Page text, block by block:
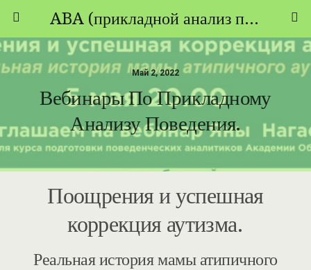
ABA (прикладной анализ поведения) - ТЕОРИЯ И ПРАКТИКА
Май 2, 2022
Вебинары По Прикладному
Анализу Поведения.
Поощрения и успешная
коррекция аутизма.
Реальная история мамы атипичного